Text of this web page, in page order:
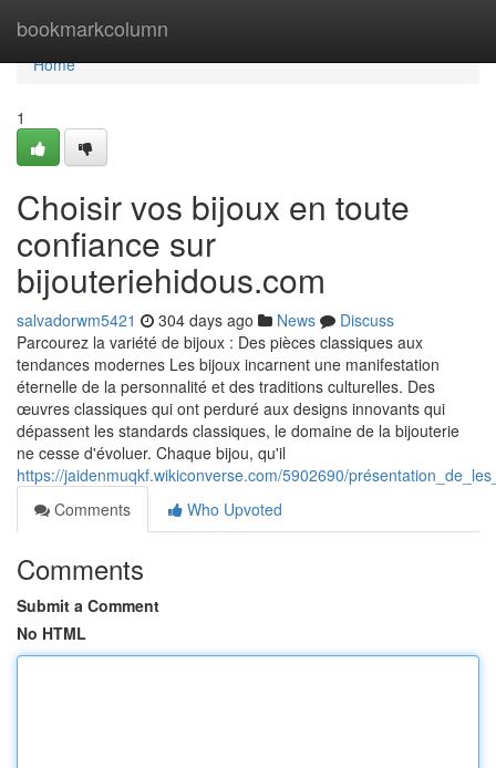
bookmarkcolumn
Home
Home
1
Choisir vos bijoux en toute
confiance sur
bijouteriehidous.com
salvadorwm5421 304 days ago News
Discuss
Parcourez la variété de bijoux : Des pièces classiques aux
tendances modernes Les bijoux incarnent une manifestation
éternelle de la personnalité et des traditions culturelles. Des
œuvres classiques qui ont perduré aux designs innovants qui
dépassent les standards classiques, le domaine de la bijouterie
ne cesse d'évoluer. Chaque bijou, qu'il
https://jaidenmuqkf.wikiconverse.com/5902690/
Comments
Who Upvoted
Comments
Submit a Comment
No HTML